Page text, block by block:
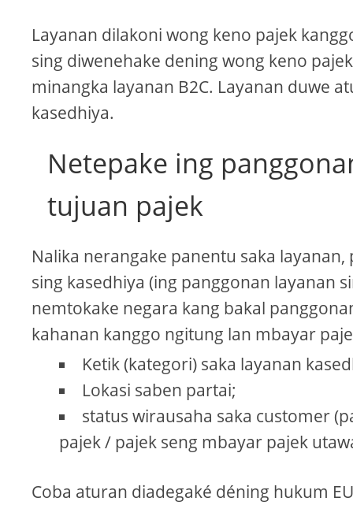
Layanan dilakoni wong keno pajek
sing diwenehake dening wong keno
minangka layanan B2C. Layanan duwe
kasedhiya.
Netepake ing
tujuan pajek
Nalika nerangake panentu saka
sing kasedhiya (ing panggonan layanan
nemtokake negara kang bakal
kahanan kanggo ngitung lan mbayar
Ketik (kategori) saka layanan
Lokasi saben partai;
status wirausaha saka customer
pajek / pajek seng mbayar pajek
Coba aturan diadegaké déning hukum